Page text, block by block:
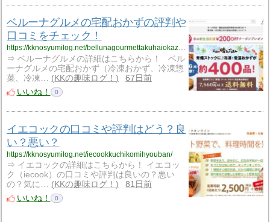
ベルーナグルメの宅配おかずの評判や
口コミをチェック！
https://kknosyumilog.net/bellunagourmettakuhaiokazuhyouban/
⇒ ベルーナグルメの詳細はこちらから！ ベル
ーナグルメの宅配おかず（冷凍おかず、冷凍惣
菜、冷凍…
KKの趣味ログ！
67日前
いいね！
0
イエコックの口コミや評判はどう？良
い？悪い？
https://kknosyumilog.net/iecookkuchikomihyouban/
⇒ イエコックの詳細はこちらから！ イエコッ
ク（iecook）の口コミや評判は良いの？悪い
の？気に…
KKの趣味ログ！
81日前
いいね！
0